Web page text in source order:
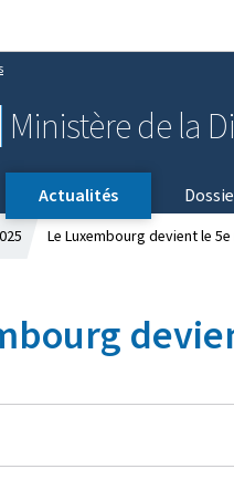
Ministère de la
Actualités
Le Luxembourg devient le